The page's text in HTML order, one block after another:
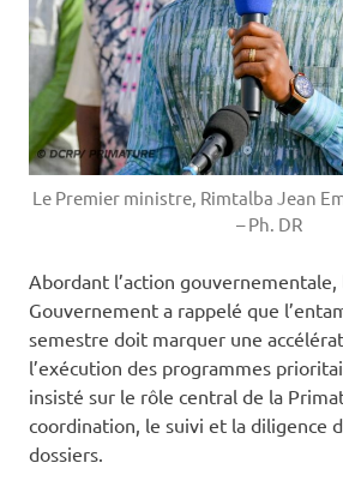
Le Premier ministre, Rimtalba Jean
– Ph. DR
‎Abordant l’action gouvernementale,
Gouvernement a rappelé que
semestre doit marquer une
l’exécution des programmes
insisté sur le rôle central de la
coordination, le suivi et la diligence
dossiers.